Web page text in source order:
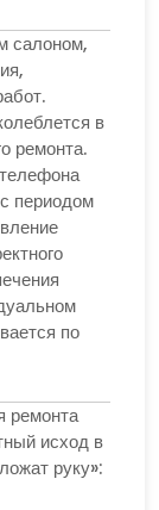
салоном,
в
ремонта.
периодом
по
ремонта
исход в
руку»: